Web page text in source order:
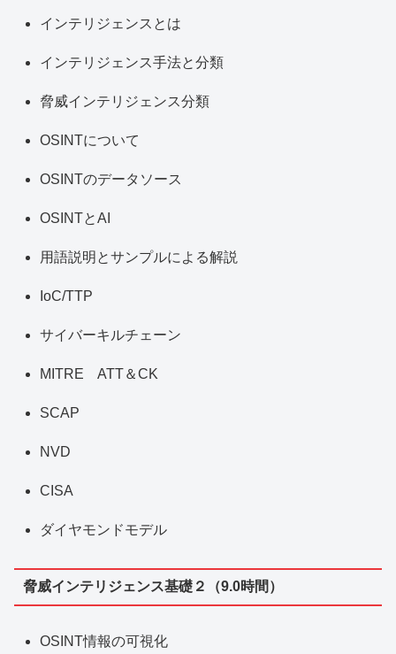
インテリジェンスとは
インテリジェンス手法と分類
脅威インテリジェンス分類
OSINTについて
OSINTのデータソース
OSINTとAI
用語説明とサンプルによる解説
IoC/TTP
サイバーキルチェーン
MITRE ATT＆CK
SCAP
NVD
CISA
ダイヤモンドモデル
脅威インテリジェンス基礎２（9.0時間）
OSINT情報の可視化